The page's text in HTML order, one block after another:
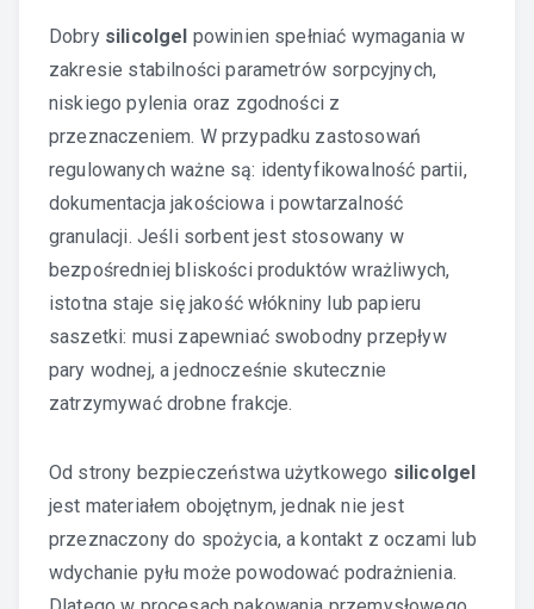
Dobry silicolgel powinien spełniać wymagania w
zakresie stabilności parametrów sorpcyjnych,
niskiego pylenia oraz zgodności z
przeznaczeniem. W przypadku zastosowań
regulowanych ważne są: identyfikowalność partii,
dokumentacja jakościowa i powtarzalność
granulacji. Jeśli sorbent jest stosowany w
bezpośredniej bliskości produktów wrażliwych,
istotna staje się jakość włókniny lub papieru
saszetki: musi zapewniać swobodny przepływ
pary wodnej, a jednocześnie skutecznie
zatrzymywać drobne frakcje.
Od strony bezpieczeństwa użytkowego silicolgel
jest materiałem obojętnym, jednak nie jest
przeznaczony do spożycia, a kontakt z oczami lub
wdychanie pyłu może powodować podrażnienia.